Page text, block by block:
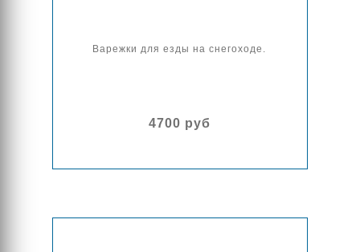
Варежки для езды на снегоходе.
4700 руб